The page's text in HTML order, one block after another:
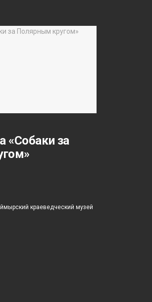
«Собаки за
краеведческий музей